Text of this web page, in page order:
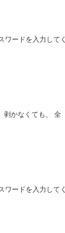
ワードを入力してく
剥かなくても、 全
ワードを入力してく